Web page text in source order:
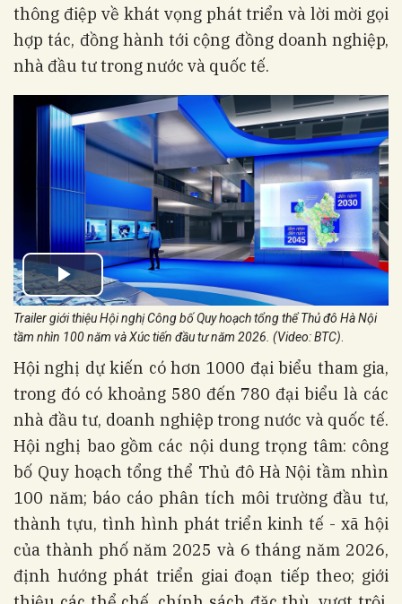
thông điệp về khát vọng phát triển và lời mời gọi
hợp tác, đồng hành tới cộng đồng doanh nghiệp,
nhà đầu tư trong nước và quốc tế.
Trailer giới thiệu Hội nghị Công bố Quy hoạch tổng thể Thủ đô Hà Nội
tầm nhìn 100 năm và Xúc tiến đầu tư năm 2026. (Video: BTC)
Hội nghị dự kiến có hơn 1000 đại biểu tham gia,
trong đó có khoảng 580 đến 780 đại biểu là các
nhà đầu tư, doanh nghiệp trong nước và quốc tế.
Hội nghị bao gồm các nội dung trọng tâm: công
bố Quy hoạch tổng thể Thủ đô Hà Nội tầm nhìn
100 năm; báo cáo phân tích môi trường đầu tư,
thành tựu, tình hình phát triển kinh tế - xã hội
của thành phố năm 2025 và 6 tháng năm 2026,
định hướng phát triển giai đoạn tiếp theo; giới